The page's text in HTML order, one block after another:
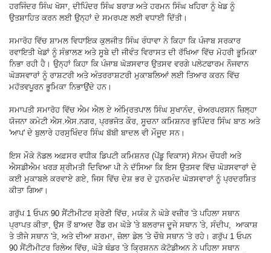
ਹਰਜਿੰਦਰ ਸਿੰਘ ਖੋਸਾ, ਦੀਪਿੰਦਰ ਸਿੰਘ ਬਰਾੜ ਅਤੇ ਹਰਮਨ ਸਿੰਘ ਖਹਿਰਾ ਨੂੰ ਖੇਡ ਨੂੰ
ਉਤਸ਼ਾਹਿਤ ਕਰਨ ਲਈ ਉਨ੍ਹਾਂ ਦੇ ਸਮਰਪਣ ਲਈ ਵਧਾਈ ਦਿੱਤੀ।
ਸਮਾਰੋਹ ਵਿੱਚ ਸ਼ਾਮਲ ਵਿਧਾਇਕ ਕੁਲਜੀਤ ਸਿੰਘ ਰੰਧਾਵਾ ਨੇ ਕਿਹਾ ਕਿ ਪੰਜਾਬ ਸਰਕਾਰ
ਰਵਾਇਤੀ ਖੇਡਾਂ ਨੂੰ ਸੰਭਾਲਣ ਅਤੇ ਸੂਬੇ ਦੀ ਜੀਵੰਤ ਵਿਰਾਸਤ ਦੀ ਰੱਖਿਆ ਵਿੱਚ ਮੋਹਰੀ ਭੂਮਿਕਾ
ਨਿਭਾ ਰਹੀ ਹੈ। ਉਨ੍ਹਾਂ ਕਿਹਾ ਕਿ ਪੰਜਾਬ ਘੋੜਸਵਾਰ ਉਤਸਵ ਵਰਗੇ ਪਲੇਟਫਾਰਮ ਨੌਜਵਾਨ
ਘੋੜਸਵਾਰਾਂ ਨੂੰ ਰਾਸ਼ਟਰੀ ਅਤੇ ਅੰਤਰਰਾਸ਼ਟਰੀ ਮੁਕਾਬਲਿਆਂ ਲਈ ਤਿਆਰ ਕਰਨ ਵਿੱਚ
ਮਹੱਤਵਪੂਰਨ ਭੂਮਿਕਾ ਨਿਭਾਉਂਦੇ ਹਨ।
ਸਮਾਪਤੀ ਸਮਾਰੋਹ ਵਿੱਚ ਐਮ ਐਲ ਏ ਅੰਮ੍ਰਿਤਪਾਲ ਸਿੰਘ ਸੁਖਾਨੰਦ, ਚੇਅਰਪਰਸਨ ਜ਼ਿਲ੍ਹਾ
ਯੋਜਨਾ ਕਮੇਟੀ ਐਸ.ਐਸ.ਨਗਰ, ਪ੍ਰਭਜੋਤ ਕੌਰ, ਸੂਚਨਾ ਕਮਿਸ਼ਨਰ ਭੁਪਿੰਦਰ ਸਿੰਘ ਬਾਠ ਅਤੇ
'ਆਪ' ਦੇ ਬੁਲਾਰੇ ਹਰਸੁਖਿੰਦਰ ਸਿੰਘ ਬੱਬੀ ਬਾਦਲ ਵੀ ਮੌਜੂਦ ਸਨ।
ਇਸ ਮੌਕੇ ਨੋਡਲ ਅਫ਼ਸਰ ਵਧੀਕ ਡਿਪਟੀ ਕਮਿਸ਼ਨਰ (ਪੇਂਡੂ ਵਿਕਾਸ) ਸੋਨਮ ਚੌਧਰੀ ਅਤੇ
ਐਸਡੀਐਮ ਖਰੜ ਸ਼੍ਰੀਮਤੀ ਦਿਵਿਆ ਪੀ ਨੇ ਦੱਸਿਆ ਕਿ ਇਸ ਉਤਸਵ ਵਿੱਚ ਘੋੜਸਵਾਰਾਂ ਦੇ
ਕਈ ਮੁਕਾਬਲੇ ਕਰਵਾਏ ਗਏ, ਜਿਸ ਵਿੱਚ ਦੇਸ਼ ਭਰ ਦੇ ਹੁਨਰਮੰਦ ਘੋੜਸਵਾਰਾਂ ਨੂੰ ਪ੍ਰਦਰਸ਼ਿਤ
ਕੀਤਾ ਗਿਆ।
ਗਰੁੱਪ 1 ਓਪਨ 90 ਸੈਂਟੀਮੀਟਰ ਸ਼੍ਰੇਣੀ ਵਿੱਚ, ਮਯੰਕ ਨੇ ਘੋੜੇ ਵਜ਼ੀਰ 'ਤੇ ਪਹਿਲਾ ਸਥਾਨ
ਪ੍ਰਾਪਤ ਕੀਤਾ, ਉਸ ਤੋਂ ਬਾਅਦ ਰੈੱਡ ਰਮ ਘੋੜੇ 'ਤੇ ਬਲਰਾਜ ਦੂਜੇ ਸਥਾਨ 'ਤੇ, ਸੰਦੀਪ, ਆਕਾਸ਼
ਤੇ ਤੀਜੇ ਸਥਾਨ 'ਤੇ, ਅਤੇ ਦੀਆ ਸ਼ਰਮਾ, ਜ਼ੋਲਾ ਡੇਲ 'ਤੇ ਚੌਥੇ ਸਥਾਨ 'ਤੇ ਰਹੇ। ਗਰੁੱਪ 1 ਓਪਨ
90 ਸੈਂਟੀਮੀਟਰ ਰਿਲੇਅ ਵਿੱਚ, ਘੋੜੇ ਥੰਡਰ 'ਤੇ ਕ੍ਰਿਸ਼ਨਨ ਕੋਟੋਡੀਅਨ ਨੇ ਪਹਿਲਾ ਸਥਾਨ